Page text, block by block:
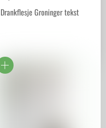
Drankflesje Groninger tekst